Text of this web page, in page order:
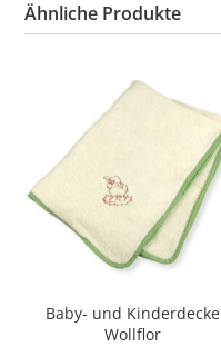
Ähnliche Produkte
Baby- und Kinderdecke
Wollflor